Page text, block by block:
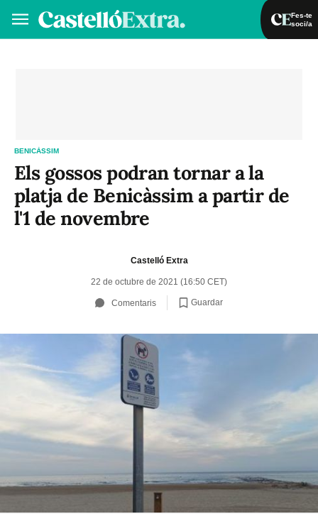
Fes-te
soci/a
BENICÀSSIM
Els gossos podran tornar a la
platja de Benicàssim a partir de
l'1 de novembre
Castelló Extra
22 de octubre de 2021 (16:50 CET)
Comentaris Guardar